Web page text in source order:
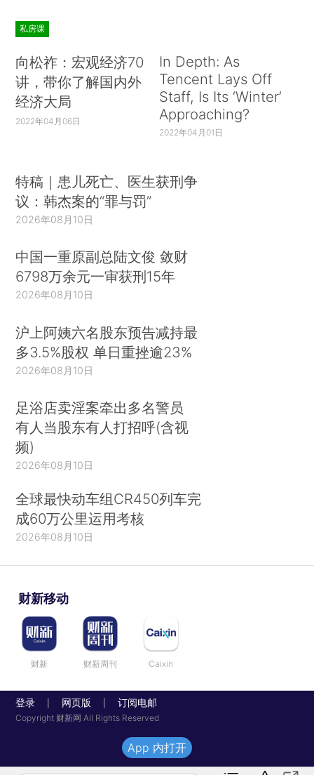
私房课
向松祚：宏观经济70
讲，带你了解国内外
经济大局
2022年04月06日
In Depth: As
Tencent Lays Off
Staff, Is Its ‘Winter’
Approaching?
2022年04月01日
特稿｜患儿死亡、医生获刑争
议：韩杰案的“罪与罚”
2026年08月10日
中国一重原副总陆文俊 敛财
6798万余元一审获刑15年
2026年08月10日
沪上阿姨六名股东预告减持最
多3.5%股权 单日重挫逾23%
2026年08月10日
足浴店卖淫案牵出多名警员
有人当股东有人打招呼(含视
频)
2026年08月10日
全球最快动车组CR450列车完
成60万公里运用考核
2026年08月10日
财新移动
财新 财新周刊 Caixin
登录 网页版 订阅电邮
Copyright 财新网 All Rights Reserved
App 内打开